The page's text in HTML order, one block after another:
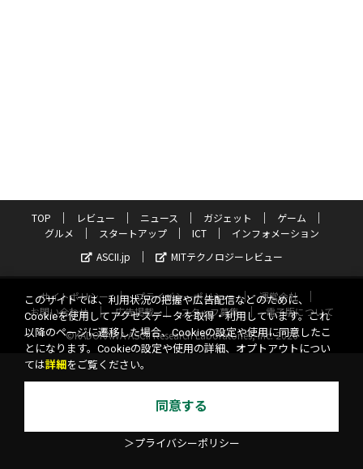
TOP レビュー ニュース ガジェット
ゲーム
グルメ
スタートアップ ICT
インフォメーション
ASCII.jp
MITテクノロジーレビュー
サイトポリシー プライバシーポリシー
運営会社
お問い合わせ
広告掲載 スタッフ募集
電子版について
©KADOKAWA ASCII Research Laboratories, Inc. 2026
このサイトでは、利用状況の把握や広告配信などのために、
Cookieを使用してアクセスデータを取得・利用しています。これ
以降のページに遷移した場合、Cookieの設定や使用に同意したこ
とになります。Cookieの設定や使用の詳細、オプトアウトについ
ては詳細 をご覧ください。
同意する
＞プライバシーポリシー